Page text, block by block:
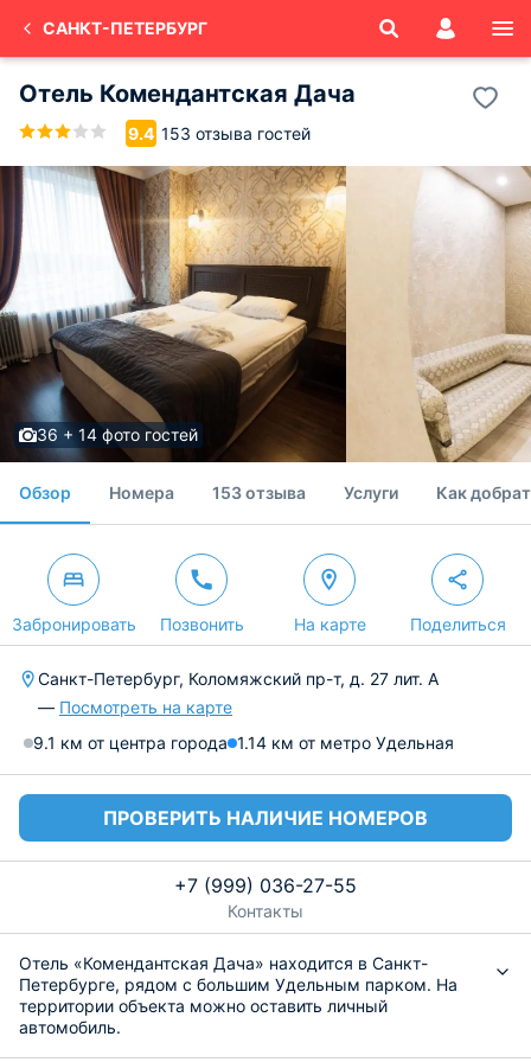
САНКТ-ПЕТЕРБУРГ
Отель Комендантская Дача
9.4 153 отзыва гостей
36 + 14 фото гостей
Обзор Номера 153 отзыва Услуги Как
Забронировать Позвонить На карте Поделиться
Санкт-Петербург, Коломяжский пр-т, д. 27 лит. А
— Посмотреть на карте
9.1 км от центра города 1.14 км от метро Удельная
ПРОВЕРИТЬ НАЛИЧИЕ НОМЕРОВ
+7 (999) 036-27-55
Контакты
Отель «Комендантская Дача» находится в Санкт-
Петербурге, рядом с большим Удельным парком. На
территории объекта можно оставить личный
автомобиль.